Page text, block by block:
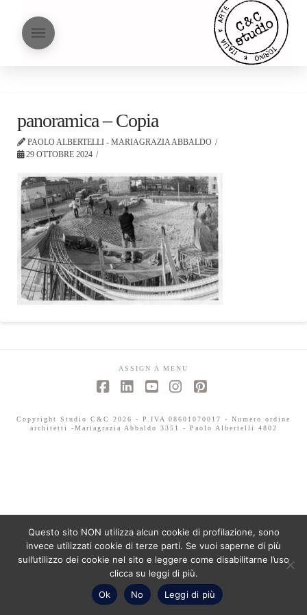
panoramica – Copia
PAOLO ALBERTELLI - MARIAGRAZIA ABBALDO
29 OTTOBRE 2024
ASSIGN A MENU
Copyright Studio C&C 2026 - P.IVA 08601070017 - Numero ordine
architetti -Mariagrazia Abbaldo 3351 - Paolo Albertelli 4802
Questo sito NON utilizza alcun cookie di profilazione, sono
invece utilizzati cookie di terze parti. Se vuoi saperne di più
sull’utilizzo dei cookie nel sito e leggere come disabilitarne l’uso
clicca su leggi di più.
Ok
No Leggi di più